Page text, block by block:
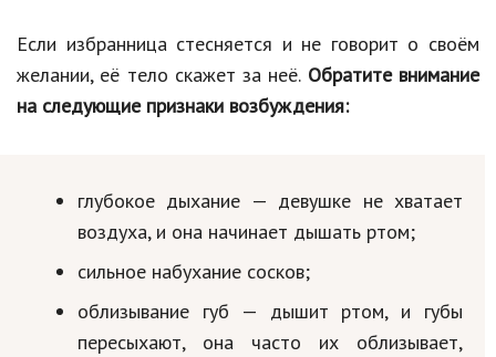
Если избранница стесняется и не говорит о своём
желании, её тело скажет за неё. Обратите внимание
на следующие признаки возбуждения:
глубокое дыхание — девушке не хватает
воздуха, и она начинает дышать ртом;
сильное набухание сосков;
облизывание губ — дышит ртом, и губы
пересыхают, она часто их облизывает,